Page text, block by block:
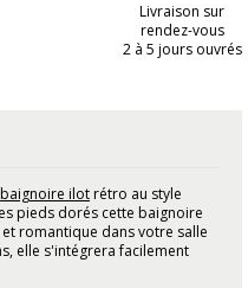
Livraison sur
rendez-vous
2 à 5 jours ouvrés
baignoire ilot rétro au style
pieds dorés cette baignoire
romantique dans votre salle
elle s'intégrera facilement